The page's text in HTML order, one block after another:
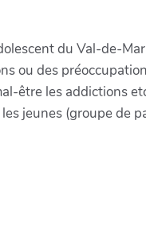
du Val-de-
ou des
être les addictions
jeunes (groupe de